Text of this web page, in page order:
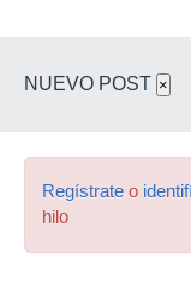
NUEVO POST ×
Regístrate o
hilo